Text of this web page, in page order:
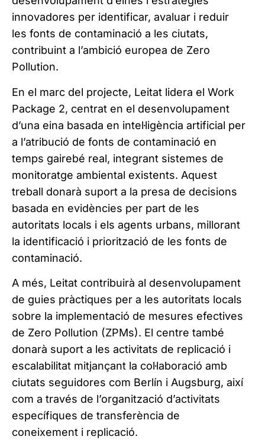
innovadores per identificar, avaluar i reduir
les fonts de contaminació a les ciutats,
contribuint a l’ambició europea de Zero
Pollution.
En el marc del projecte, Leitat lidera el Work
Package 2, centrat en el desenvolupament
d’una eina basada en intel·ligència artificial per
a l’atribució de fonts de contaminació en
temps gairebé real, integrant sistemes de
monitoratge ambiental existents. Aquest
treball donarà suport a la presa de decisions
basada en evidències per part de les
autoritats locals i els agents urbans, millorant
la identificació i priorització de les fonts de
contaminació.
A més, Leitat contribuirà al desenvolupament
de guies pràctiques per a les autoritats locals
sobre la implementació de mesures efectives
de Zero Pollution (ZPMs). El centre també
donarà suport a les activitats de replicació i
escalabilitat mitjançant la col·laboració amb
ciutats seguidores com Berlín i Augsburg, així
com a través de l’organització d’activitats
específiques de transferència de
coneixement i replicació.